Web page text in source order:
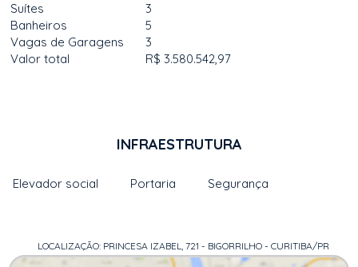
Suítes
3
Banheiros
5
Vagas de Garagens
3
Valor total
R$ 3.580.542,97
INFRAESTRUTURA
Elevador social Portaria Segurança
LOCALIZAÇÃO: PRINCESA IZABEL, 721 - BIGORRILHO - CURITIBA/PR